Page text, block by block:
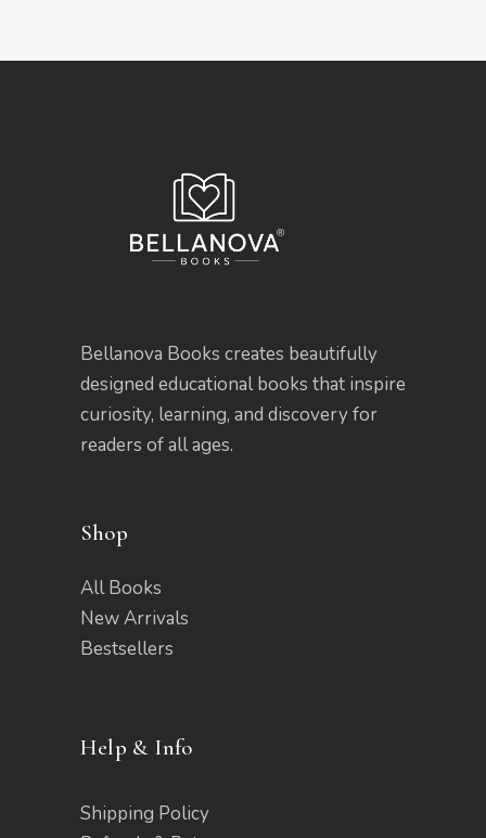
Bellanova Books creates beautifully
designed educational books that inspire
curiosity, learning, and discovery for
readers of all ages.
Shop
All Books
New Arrivals
Bestsellers
Help & Info
Shipping Policy